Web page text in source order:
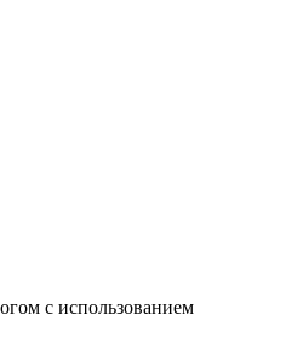
с использованием